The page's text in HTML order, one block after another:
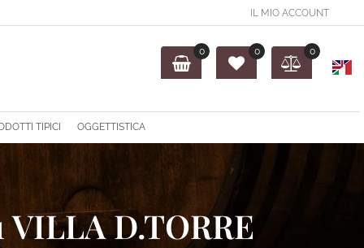
IL MIO ACCOUNT
0 0 0
TIPICI OGGETTISTICA
VILLA D.TORRE